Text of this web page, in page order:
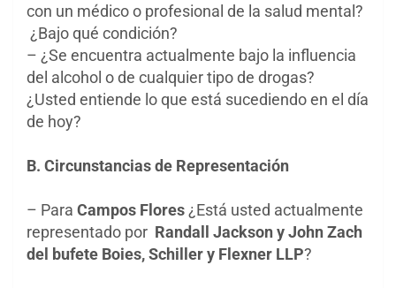
con un médico o profesional de la salud mental?
¿Bajo qué condición?
– ¿Se encuentra actualmente bajo la influencia
del alcohol o de cualquier tipo de drogas?
¿Usted entiende lo que está sucediendo en el día
de hoy?
B. Circunstancias de Representación
– Para Campos Flores¿Está usted actualmente
representado por Randall Jackson y JohnZach
del bufete Boies, Schiller y Flexner LLP?